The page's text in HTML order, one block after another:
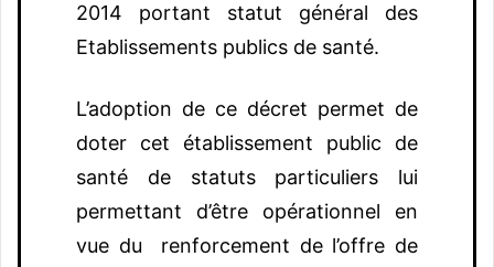
2014 portant statut général des
Etablissements publics de santé.
L’adoption de ce décret permet de
doter cet établissement public de
santé de statuts particuliers lui
permettant d’être opérationnel en
vue du renforcement de l’offre de